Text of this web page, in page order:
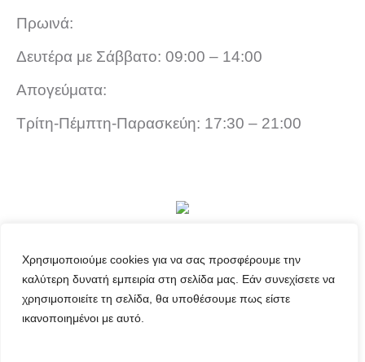
Χρησιμοποιούμε cookies για να σας προσφέρουμε την
καλύτερη δυνατή εμπειρία στη σελίδα μας. Εάν συνεχίσετε να
χρησιμοποιείτε τη σελίδα, θα υποθέσουμε πως είστε
ικανοποιημένοι με αυτό.
Πρωινά:
Δευτέρα με Σάββατο: 09:00 – 14:00
Απογεύματα:
Τρίτη-Πέμπτη-Παρασκεύη: 17:30 – 21:00
©2024 Raptopoulos Stores